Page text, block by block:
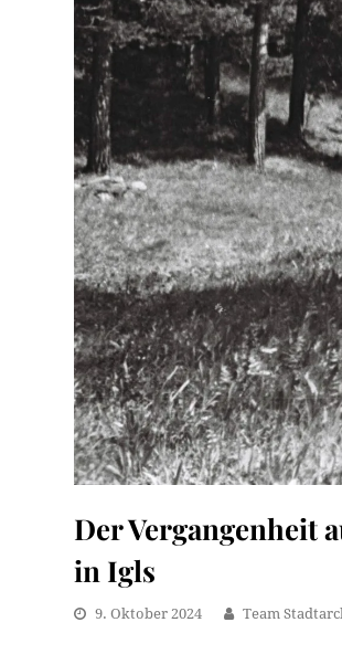
Der Vergangenheit
in Igls
9. Oktober 2024 Team